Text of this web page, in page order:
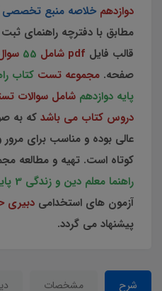
دوازدهم خلاصه منبع تخصصی
مطابق با دفترچه راهنمای
قالب فایل pdf شامل 55
صفحه. مجموعه تست
پایه دوازدهم شامل سوالات
دروس کتاب می باشد که به
عالی بوده و مناسب برای
کوتاه است. تهیه و مطالعه
راهنما معلم دین و زندگی 3 پایه دوازدهم
آزمون های استخدامی دبیری
پیشنهاد می گردد.
شرح مشخصات